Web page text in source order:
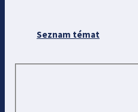
Seznam témat